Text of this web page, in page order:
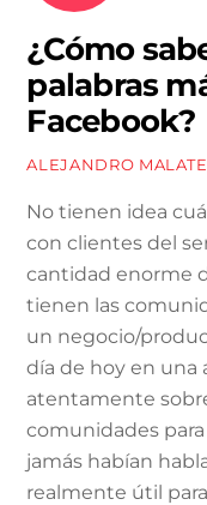
¿Cómo
palabras
Facebook?
ALEJANDRO
No tienen idea
con clientes del
cantidad enorme
tienen las
un negocio/
día de hoy en una
atentamente
comunidades
jamás habían
realmente útil